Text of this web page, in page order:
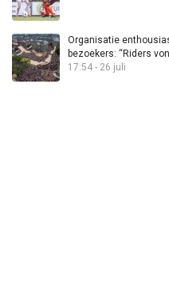
Organisatie
bezoekers: “Riders
17:54 - 26 juli